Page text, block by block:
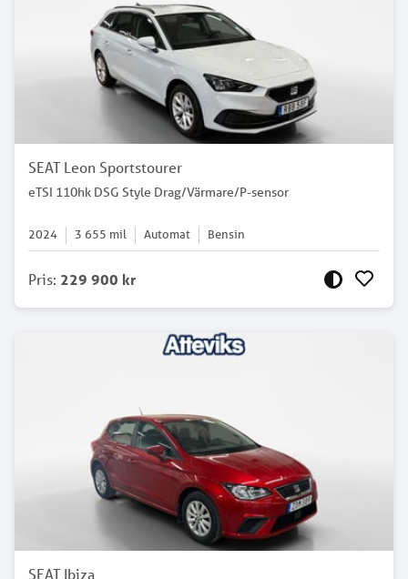
SEAT Leon Sportstourer
eTSI 110hk DSG Style Drag/Värmare/P-sensor
2024 3 655 mil Automat Bensin
Pris: 229 900 kr
SEAT Ibiza